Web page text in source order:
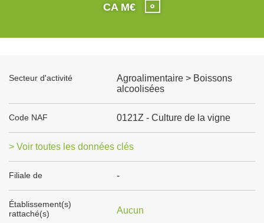
CA M€
Secteur d'activité
Agroalimentaire > Boissons
alcoolisées
Code NAF 0121Z - Culture de la vigne
> Voir toutes les données clés
Filiale de -
Établissement(s)
rattaché(s)
Aucun